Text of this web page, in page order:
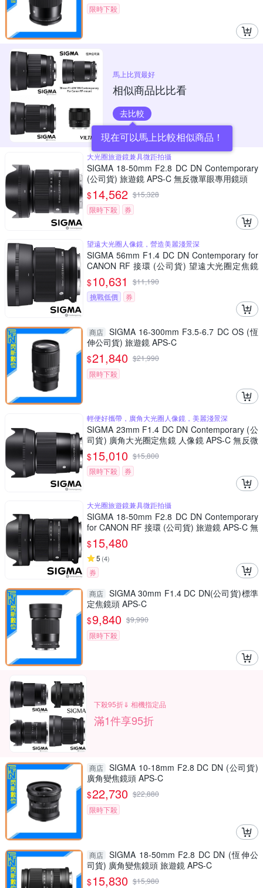
限時下殺
馬上比買最好
相似商品比比看
去比較
現在可以馬上比較相似商品！
大光圈旅遊鏡兼具微距拍攝
SIGMA 18-50mm F2.8 DC DN Contemporary
(公司貨) 旅遊鏡 APS-C 無反微單眼專用鏡頭
$14,562 $15,328
限時下殺
券
望遠大光圈人像鏡，營造美麗淺景深
SIGMA 56mm F1.4 DC DN Contemporary for
CANON RF 接環 (公司貨) 望遠大光圈定焦鏡
人像鏡 APS-C 無反微單眼專用鏡頭
$10,631 $11,190
挑戰低價
券
商店 SIGMA 16-300mm F3.5-6.7 DC OS (恆
伸公司貨) 旅遊鏡 APS-C
$21,840 $21,990
限時下殺
輕便好攜帶，廣角大光圈人像鏡，美麗淺景深
SIGMA 23mm F1.4 DC DN Contemporary (公
司貨) 廣角大光圈定焦鏡 人像鏡 APS-C 無反微
單眼專用鏡頭
$15,010 $15,800
限時下殺
券
大光圈旅遊鏡兼具微距拍攝
SIGMA 18-50mm F2.8 DC DN Contemporary
for CANON RF 接環 (公司貨) 旅遊鏡 APS-C 無
反微單眼專用鏡頭
$15,480
5 (4)
券
商店 SIGMA 30mm F1.4 DC DN(公司貨)標準
定焦鏡頭 APS-C
$9,840 $9,990
限時下殺
下殺95折⇓ 相機指定品
滿1件享95折
商店 SIGMA 10-18mm F2.8 DC DN (公司貨)
廣角變焦鏡頭 APS-C
$22,730 $22,880
限時下殺
商店 SIGMA 18-50mm F2.8 DC DN (恆伸公
司貨) 廣角變焦鏡頭 旅遊鏡 APS-C
$15,830 $15,980